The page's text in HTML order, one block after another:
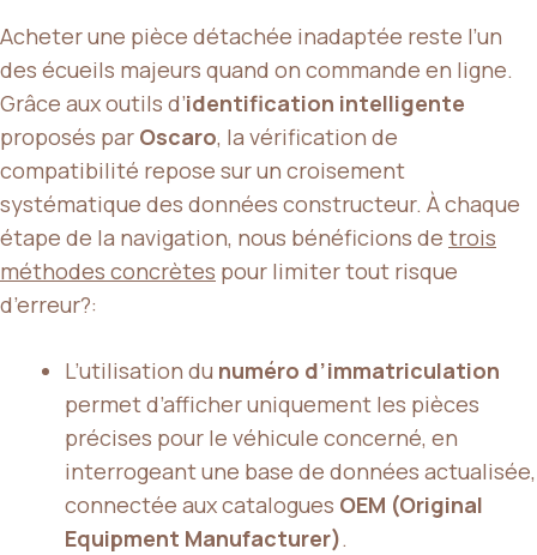
Acheter une pièce détachée inadaptée reste l’un
des écueils majeurs quand on commande en ligne.
Grâce aux outils d’identification intelligente
proposés par Oscaro, la vérification de
compatibilité repose sur un croisement
systématique des données constructeur. À chaque
étape de la navigation, nous bénéficions de trois
méthodes concrètes pour limiter tout risque
d’erreur?:
L’utilisation du numéro d’immatriculation
permet d’afficher uniquement les pièces
précises pour le véhicule concerné, en
interrogeant une base de données actualisée,
connectée aux catalogues OEM (Original
Equipment Manufacturer).